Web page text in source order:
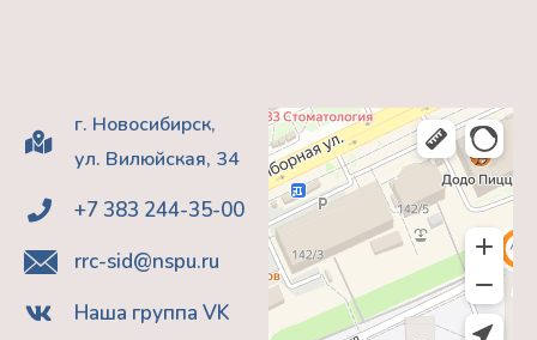
г. Новосибирск,
ул. Вилюйская, 34
+7 383 244-35-00
rrc-sid@nspu.ru
Наша группа VK